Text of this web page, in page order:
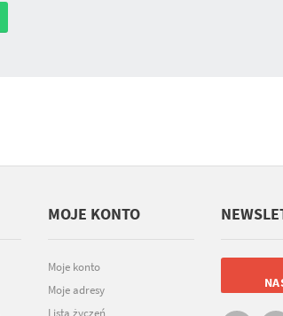
MOJE KONTO
Moje konto
Moje adresy
Lista życzeń